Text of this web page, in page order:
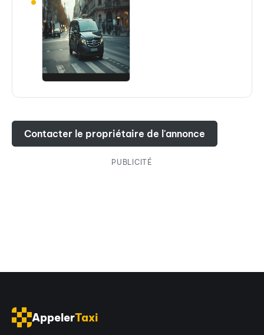
Contacter le propriétaire de l'annonce
PUBLICITÉ
AppelerTaxi